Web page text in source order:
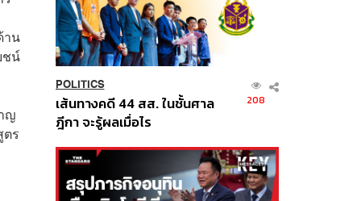
าน
ชน์
ญ
ร
POLITICS
เส้นทางคดี 44 สส. ในชั้นศาล
ฎีกา จะรู้ผลเมื่อไร
208